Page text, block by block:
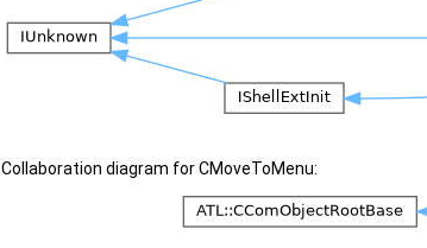
Collaboration diagram for CMoveToMenu: